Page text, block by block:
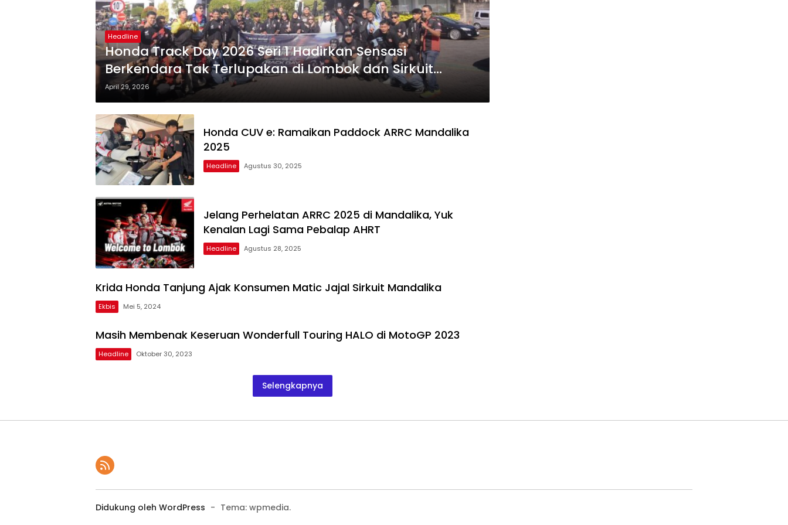
Headline
Honda Track Day 2026 Seri 1 Hadirkan Sensasi
Berkendara Tak Terlupakan di Lombok dan Sirkuit
Mandalika
April 29, 2026
Honda CUV e: Ramaikan Paddock ARRC Mandalika
2025
Headline Agustus 30, 2025
Jelang Perhelatan ARRC 2025 di Mandalika, Yuk
Kenalan Lagi Sama Pebalap AHRT
Headline Agustus 28, 2025
Krida Honda Tanjung Ajak Konsumen Matic Jajal Sirkuit Mandalika
Ekbis Mei 5, 2024
Masih Membenak Keseruan Wonderfull Touring HALO di MotoGP 2023
Headline Oktober 30, 2023
Selengkapnya
Didukung oleh WordPress - Tema: wpmedia.